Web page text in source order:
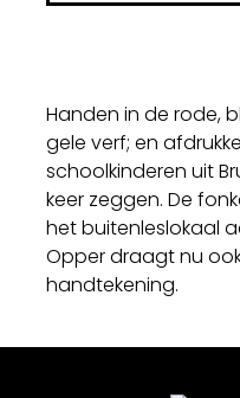
Handen in de rode,
gele verf; en
schoolkinderen uit
keer zeggen. De
het buitenleslokaal
Opper draagt nu
handtekening.